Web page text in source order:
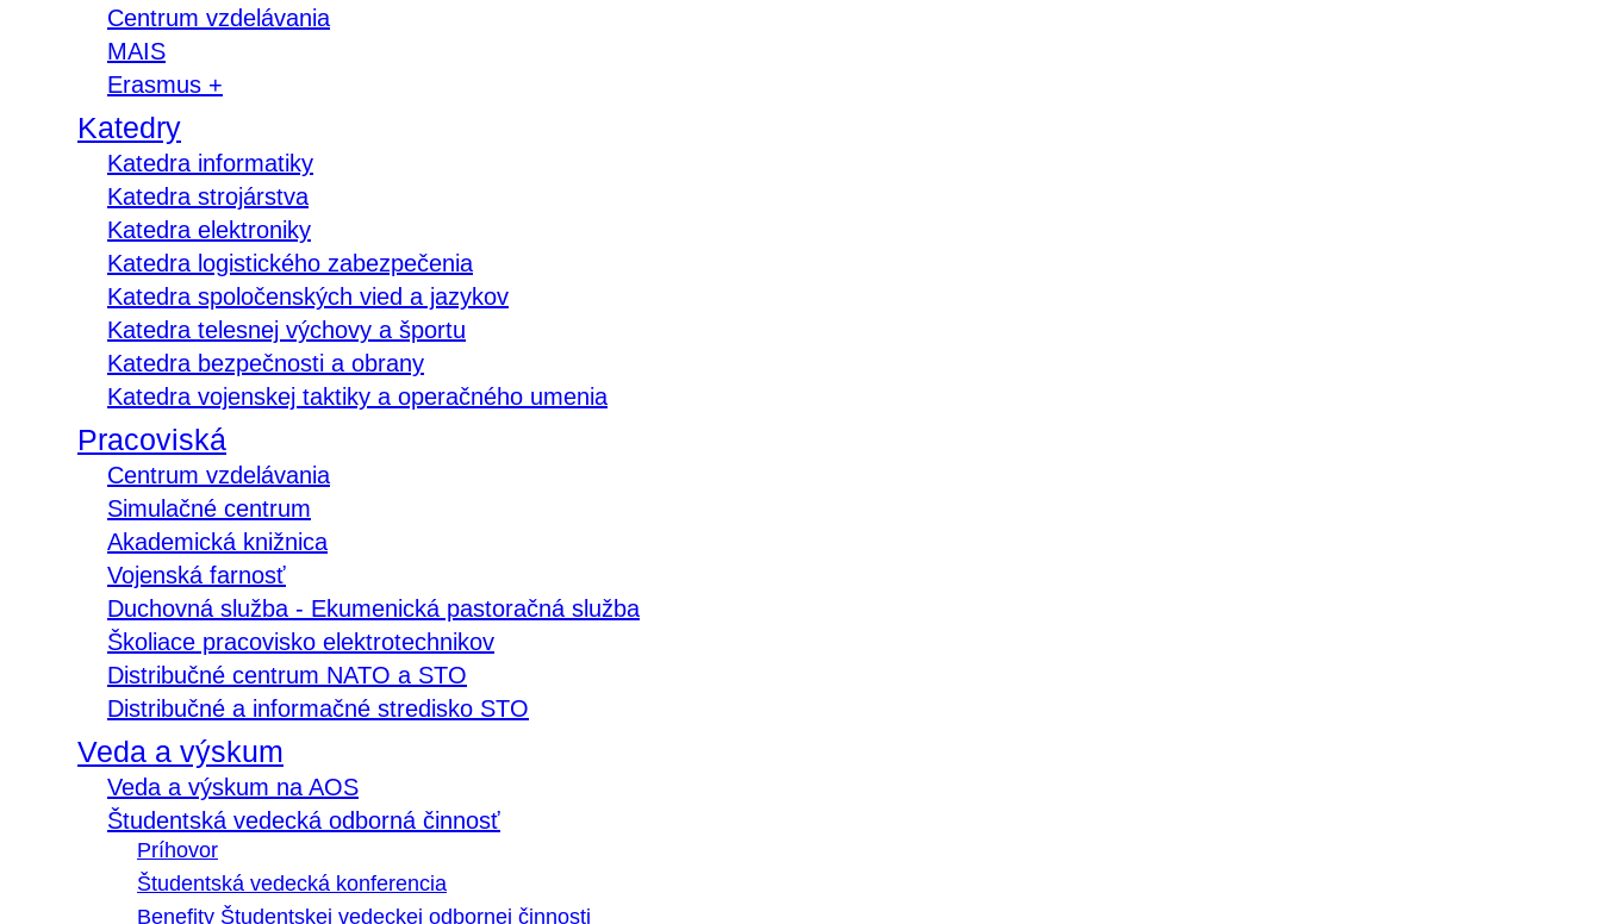
Centrum vzdelávania
MAIS
Erasmus +
Katedry
Katedra informatiky
Katedra strojárstva
Katedra elektroniky
Katedra logistického zabezpečenia
Katedra spoločenských vied a jazykov
Katedra telesnej výchovy a športu
Katedra bezpečnosti a obrany
Katedra vojenskej taktiky a operačného umenia
Pracoviská
Centrum vzdelávania
Simulačné centrum
Akademická knižnica
Vojenská farnosť
Duchovná služba - Ekumenická pastoračná služba
Školiace pracovisko elektrotechnikov
Distribučné centrum NATO a STO
Distribučné a informačné stredisko STO
Veda a výskum
Veda a výskum na AOS
Študentská vedecká odborná činnosť
Príhovor
Študentská vedecká konferencia
Benefity Študentskej vedeckej odbornej činnosti